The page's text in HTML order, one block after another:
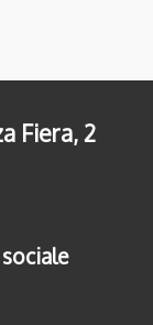
Fiera, 2